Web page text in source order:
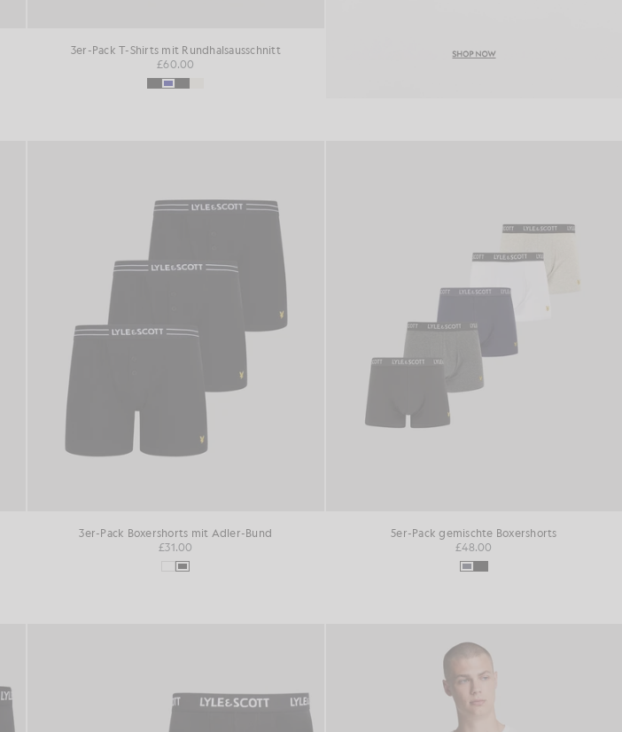
3er-Pack T-Shirts mit Rundhalsausschnitt
£60.00
3er-Pack Boxershorts mit Adler-Bund
£31.00
5er-Pack gemischte Boxershorts
£48.00